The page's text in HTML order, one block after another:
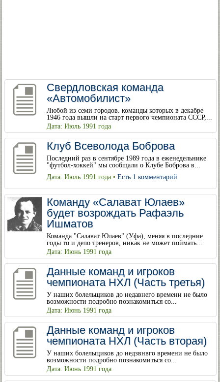
Свердловская команда
«Автомобилист»
Любой из семи городов. команды которых в декабре
1946 года вышли на старт первого чемпионата СССР,...
Дата: Июль 1991 года
Клуб Всеволода Боброва
Последний раз в сентябре 1989 года в еженедельнике
"футбол-хоккей" мы сообщали о Клубе Боброва в...
Дата: Июль 1991 года • Есть 1 комментарий
Команду «Салават Юлаев»
будет возрождать Рафаэль
Ишматов
Команда "Салават Юлаев" (Уфа), меняя в последние
годы то и дело тренеров, никак не может поймать...
Дата: Июнь 1991 года
Данные команд и игроков
чемпионата НХЛ (Часть третья)
У наших болельщиков до недавнего времени не было
возможности подробно познакомиться со...
Дата: Июнь 1991 года
Данные команд и игроков
чемпионата НХЛ (Часть вторая)
У наших болелыциков до недзвнвго времени не было
возможности подробно познакомиться со...
Дата: Июнь 1991 года